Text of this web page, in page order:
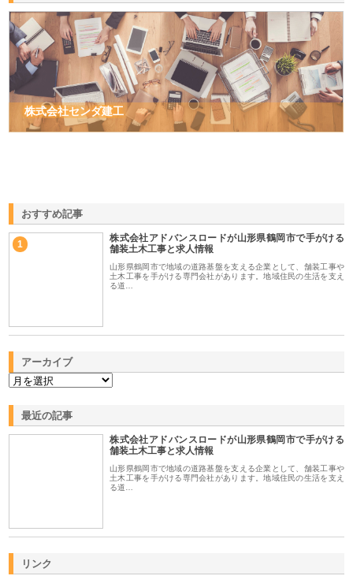
株式会社センダ建工
おすすめ記事
1
株式会社アドバンスロードが山形県鶴岡市で手がける
舗装土木工事と求人情報
山形県鶴岡市で地域の道路基盤を支える企業として、舗装工事や
土木工事を手がける専門会社があります。地域住民の生活を支え
る道…
アーカイブ
最近の記事
株式会社アドバンスロードが山形県鶴岡市で手がける
舗装土木工事と求人情報
山形県鶴岡市で地域の道路基盤を支える企業として、舗装工事や
土木工事を手がける専門会社があります。地域住民の生活を支え
る道…
リンク